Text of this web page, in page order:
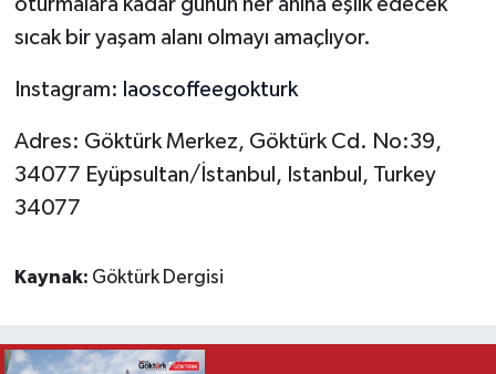
sıcak bir yaşam alanı olmayı amaçlıyor.
Instagram: laoscoffeegokturk
Adres: Göktürk Merkez, Göktürk Cd. No:39,
34077 Eyüpsultan/İstanbul, Istanbul, Turkey
34077
Kaynak: Göktürk Dergisi